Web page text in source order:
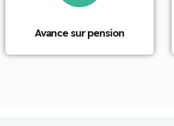
Avance sur pension